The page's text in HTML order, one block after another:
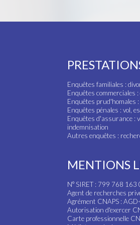
Enquêtes familiales :
Enquêtes commerciales
Enquêtes prud'homales
Enquêtes pénales : vol,
Enquêtes d'assurance :
indemnisation
Autres enquêtes :
MENTIONS
N° SIRET : 799 768
Agent de recherches
Agrément CNAPS :
Autorisation d'exercer
Carte professionnelle